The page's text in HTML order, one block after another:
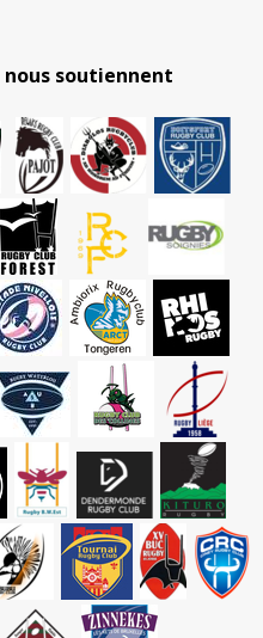
nous soutiennent